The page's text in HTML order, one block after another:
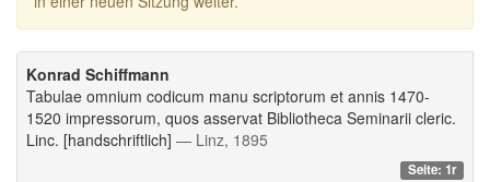
Konrad Schiffmann
Tabulae omnium codicum manu scriptorum et annis 1470-
1520 impressorum, quos asservat Bibliotheca Seminarii cleric.
Linc. [handschriftlich] — Linz, 1895
Seite: 1r